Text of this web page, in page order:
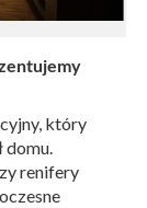
który
domu.
renifery